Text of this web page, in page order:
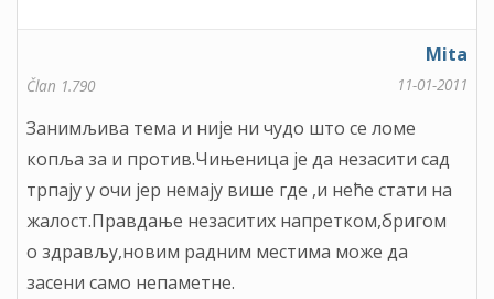
Mita
Član 1.790 11-01-2011
Занимљива тема и није ни чудо што се ломе
копља за и против.Чињеница је да незасити сад
трпају у очи јер немају више где ,и неће стати на
жалост.Правдање незаситих напретком,бригом
о здрављу,новим радним местима може да
засени само непаметне.